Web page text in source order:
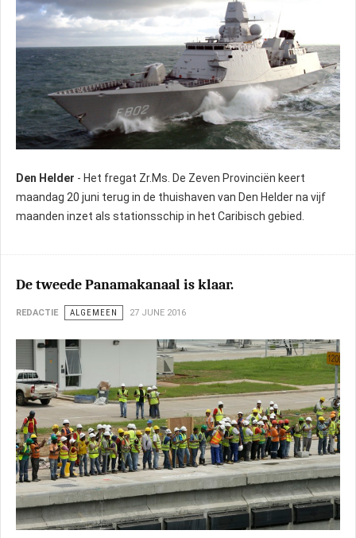
Den Helder - Het fregat Zr.Ms. De Zeven Provinciën keert
maandag 20 juni terug in de thuishaven van Den Helder na vijf
maanden inzet als stationsschip in het Caribisch gebied.
De tweede Panamakanaal is klaar.
REDACTIE ALGEMEEN 27 JUNE 2016